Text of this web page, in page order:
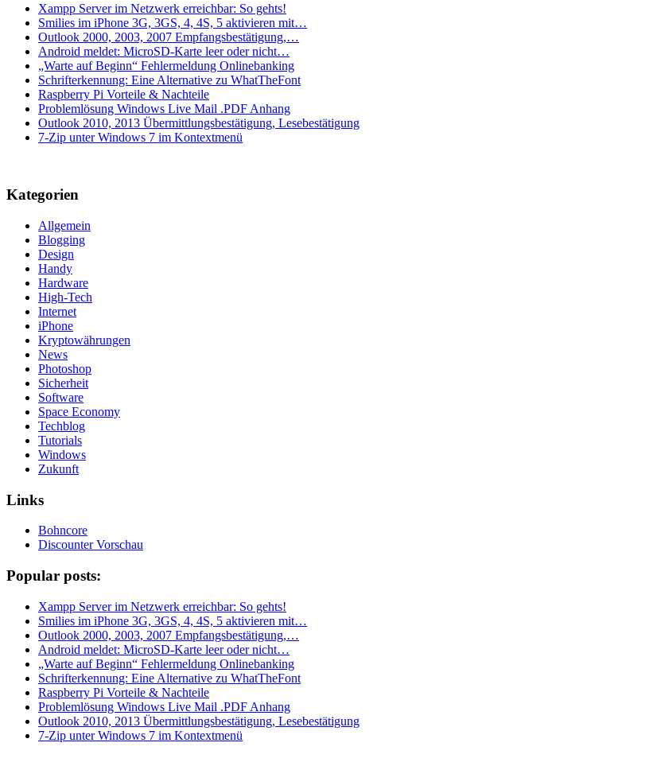
Xampp Server im Netzwerk erreichbar: So gehts!
Smilies im iPhone 3G, 3GS, 4, 4S, 5 aktivieren mit…
Outlook 2000, 2003, 2007 Empfangsbestätigung,…
Android meldet: MicroSD-Karte leer oder nicht…
„Warte auf Beginn“ Fehlermeldung Onlinebanking
Schrifterkennung: Eine Alternative zu WhatTheFont
Raspberry Pi Vorteile & Nachteile
Problemlösung Windows Live Mail .PDF Anhang
Outlook 2010, 2013 Übermittlungsbestätigung, Lesebestätigung
7-Zip unter Windows 7 im Kontextmenü
Kategorien
Allgemein
Blogging
Design
Handy
Hardware
High-Tech
Internet
iPhone
Kryptowährungen
News
Photoshop
Sicherheit
Software
Space Economy
Techblog
Tutorials
Windows
Zukunft
Links
Bohncore
Discounter Vorschau
Popular posts:
Xampp Server im Netzwerk erreichbar: So gehts!
Smilies im iPhone 3G, 3GS, 4, 4S, 5 aktivieren mit…
Outlook 2000, 2003, 2007 Empfangsbestätigung,…
Android meldet: MicroSD-Karte leer oder nicht…
„Warte auf Beginn“ Fehlermeldung Onlinebanking
Schrifterkennung: Eine Alternative zu WhatTheFont
Raspberry Pi Vorteile & Nachteile
Problemlösung Windows Live Mail .PDF Anhang
Outlook 2010, 2013 Übermittlungsbestätigung, Lesebestätigung
7-Zip unter Windows 7 im Kontextmenü